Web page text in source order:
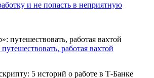
и не попасть в неприятную
работая вахтой